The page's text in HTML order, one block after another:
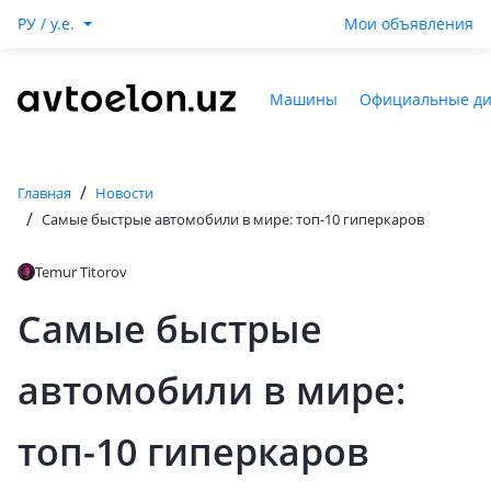
РУ / y.e. Мои объявления
Машины Официальные
Главная / Новости
/ Самые быстрые автомобили в мире: топ-10 гиперкаров
Temur Titorov
Самые быстрые
автомобили в мире:
топ-10 гиперкаров